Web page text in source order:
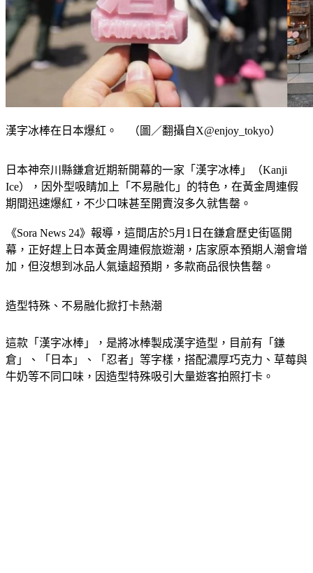
漢字冰棒在日本爆紅。 （圖／翻攝自X@enjoy_tokyo）
日本神奈川縣鎌倉近期新開幕的一家「漢字冰棒」（Kanji
Ice），因外型吸睛加上「不易融化」的特色，在黃金周連假
期間迅速爆紅，不少口味甚至開賣沒多久就售罄。
《Sora News 24》報導，這間店於5月1日在鎌倉歷史街區開
幕，正好趕上日本黃金周連假旅遊潮，店家原本預期人潮會增
加，但沒想到冰品人氣遠超預期，多款商品很快售罄。
造型特殊、不易融化掀打卡熱潮
這款「漢字冰棒」，是將冰棒製成漢字造型，目前有「鎌
倉」、「日本」、「忍者」等字樣，搭配濃厚巧克力、草莓與
牛奶等不同口味，因造型特殊吸引大量遊客拍照打卡。